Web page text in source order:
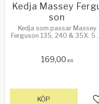
Kedja Massey
son
Kedja som passar Massey
Ferguson 135, 240 & 35X. 5 st
169,00 KR
KÖP